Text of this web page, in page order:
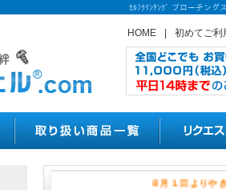
ｾﾙﾌｸﾘﾝﾁﾝｸﾞ ブローチン
HOME 初めてご利
８月１